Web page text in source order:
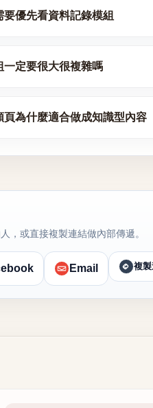
要優先看資料記錄模組
一定要很大很複雜嗎
頁為什麼適合做成知識型內容
，或直接複製連結做內部傳遞。
Email 複